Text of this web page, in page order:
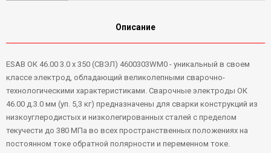
Описание
ESAB ОК 46.00 3.0 х 350 (СВЭЛ) 4600303WM0 - уникальный в своем
классе электрод, обладающий великолепными сварочно-
технологическими характеристиками. Сварочные электроды ОК
46.00 д.3.0 мм (уп. 5,3 кг) предназначены для сварки конструкций из
низкоуглеродистых и низколегированных сталей с пределом
текучести до 380 МПа во всех пространственных положениях на
постоянном токе обратной полярности и переменном токе.